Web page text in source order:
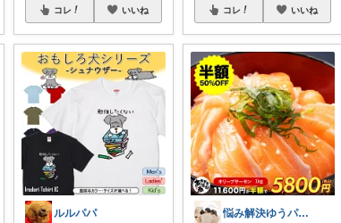
コレ いいね
ルルパパ
コレ いいね
悩み解決ゆうパパroom